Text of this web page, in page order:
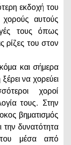
εκδοχή του
αυτούς
τους όπως
ρίζες του στον
και σήμερα
να χορεύει
χοροί
τους. Στην
βηματισμός
δυνατότητα
του μέσα από